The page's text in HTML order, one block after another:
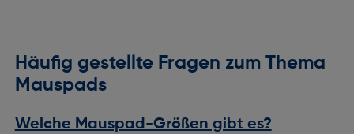
Häufig gestellte Fragen zum Thema
Mauspads
Welche Mauspad-Größen gibt es?